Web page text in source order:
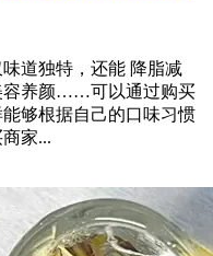
道独特，还能 降脂减
容养颜……可以通过购买
够根据自己的口味习惯
家...